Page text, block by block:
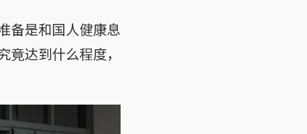
备是和国人健康息
达到什么程度，